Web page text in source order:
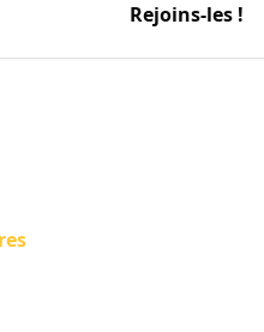
Rejoins-les !